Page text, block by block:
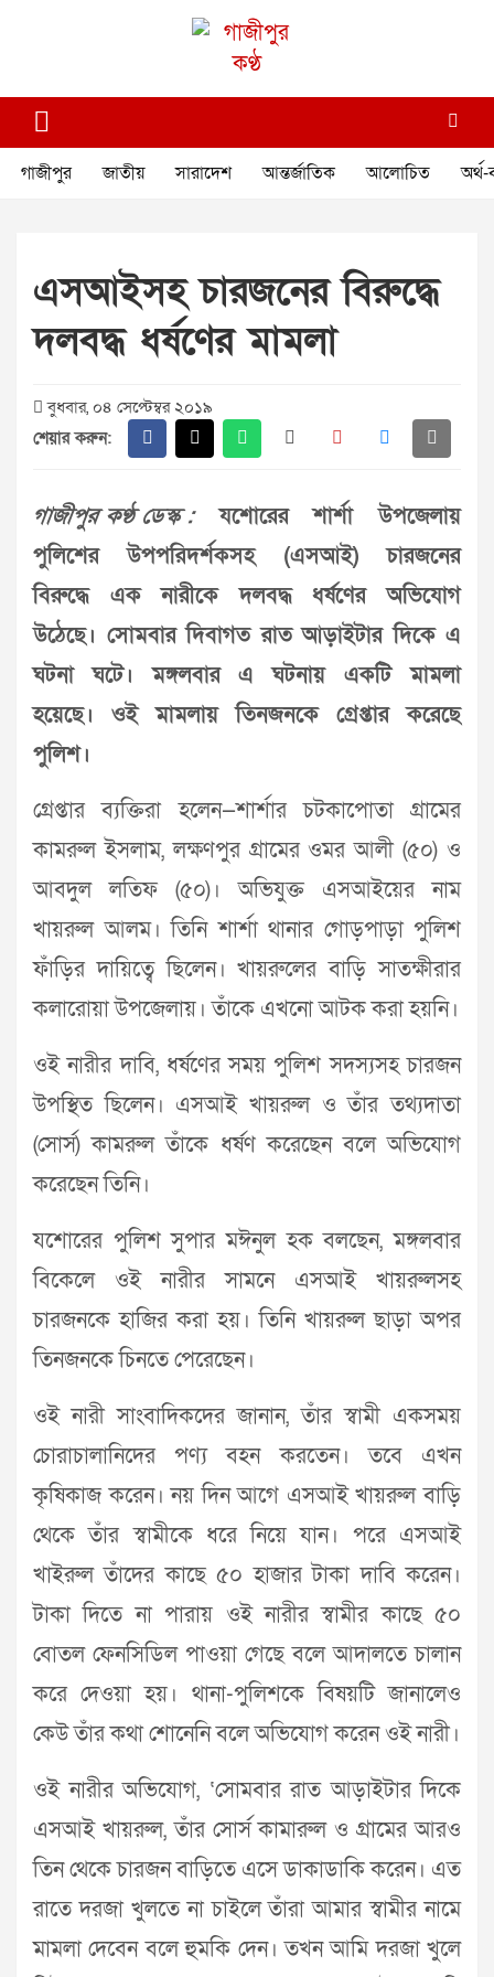
গাজীপুর কণ্ঠ
গাজীপুর জাতীয় সারাদেশ আন্তর্জাতিক আলোচিত অর্থ-
এসআইসহ চারজনের বিরুদ্ধে
দলবদ্ধ ধর্ষণের মামলা
বুধবার, ০৪ সেপ্টেম্বর ২০১৯
শেয়ার করুন:
গাজীপুর কণ্ঠ ডেস্ক :যশোরের শার্শা উপজেলায়
পুলিশের উপপরিদর্শকসহ (এসআই) চারজনের
বিরুদ্ধে এক নারীকে দলবদ্ধ ধর্ষণের অভিযোগ
উঠেছে। সোমবার দিবাগত রাত আড়াইটার দিকে এ
ঘটনা ঘটে। মঙ্গলবার এ ঘটনায় একটি মামলা
হয়েছে। ওই মামলায় তিনজনকে গ্রেপ্তার করেছে
পুলিশ।
গ্রেপ্তার ব্যক্তিরা হলেন—শার্শার চটকাপোতা গ্রামের
কামরুল ইসলাম, লক্ষণপুর গ্রামের ওমর আলী (৫০) ও
আবদুল লতিফ (৫০)। অভিযুক্ত এসআইয়ের নাম
খায়রুল আলম। তিনি শার্শা থানার গোড়পাড়া পুলিশ
ফাঁড়ির দায়িত্বে ছিলেন। খায়রুলের বাড়ি সাতক্ষীরার
কলারোয়া উপজেলায়। তাঁকে এখনো আটক করা হয়নি।
ওই নারীর দাবি, ধর্ষণের সময় পুলিশ সদস্যসহ চারজন
উপস্থিত ছিলেন। এসআই খায়রুল ও তাঁর তথ্যদাতা
(সোর্স) কামরুল তাঁকে ধর্ষণ করেছেন বলে অভিযোগ
করেছেন তিনি।
যশোরের পুলিশ সুপার মঈনুল হক বলছেন, মঙ্গলবার
বিকেলে ওই নারীর সামনে এসআই খায়রুলসহ
চারজনকে হাজির করা হয়। তিনি খায়রুল ছাড়া অপর
তিনজনকে চিনতে পেরেছেন।
ওই নারী সাংবাদিকদের জানান, তাঁর স্বামী একসময়
চোরাচালানিদের পণ্য বহন করতেন। তবে এখন
কৃষিকাজ করেন। নয় দিন আগে এসআই খায়রুল বাড়ি
থেকে তাঁর স্বামীকে ধরে নিয়ে যান। পরে এসআই
খাইরুল তাঁদের কাছে ৫০ হাজার টাকা দাবি করেন।
টাকা দিতে না পারায় ওই নারীর স্বামীর কাছে ৫০
বোতল ফেনসিডিল পাওয়া গেছে বলে আদালতে চালান
করে দেওয়া হয়। থানা-পুলিশকে বিষয়টি জানালেও
কেউ তাঁর কথা শোনেনি বলে অভিযোগ করেন ওই নারী।
ওই নারীর অভিযোগ, ‘সোমবার রাত আড়াইটার দিকে
এসআই খায়রুল, তাঁর সোর্স কামারুল ও গ্রামের আরও
তিন থেকে চারজন বাড়িতে এসে ডাকাডাকি করেন। এত
রাতে দরজা খুলতে না চাইলে তাঁরা আমার স্বামীর নামে
মামলা দেবেন বলে হুমকি দেন। তখন আমি দরজা খুলে